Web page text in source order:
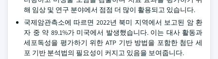
해 임상 및 연구 분야에서 점점 더 많이 활용되고 있습니다.
국제암관측소에 따르면 2022년 북미 지역에서 보고된 암 환
자 중 약 89.1%가 미국에서 발생했습니다. 이는 대사 활동과
세포독성을 평가하기 위한 ATP 기반 방법을 포함한 첨단 세
포 기반 분석법의 필요성이 커지고 있음을 보여줍니다.